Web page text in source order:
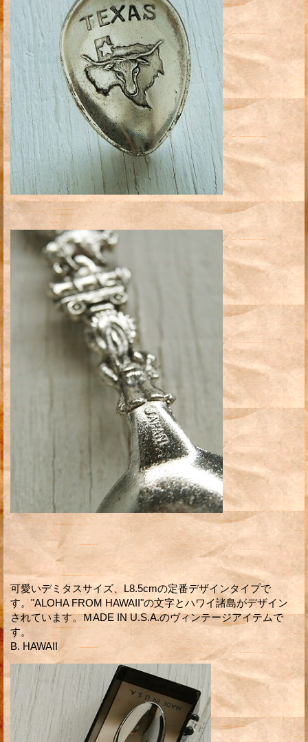
可愛いデミタスサイズ、L8.5cmの定番デザインタイプで
す。"ALOHA FROM HAWAII"の文字とハワイ諸島がデザイン
されています。ＭADE IN U.S.A.のヴィンテージアイテムで
す。
B. HAWAII